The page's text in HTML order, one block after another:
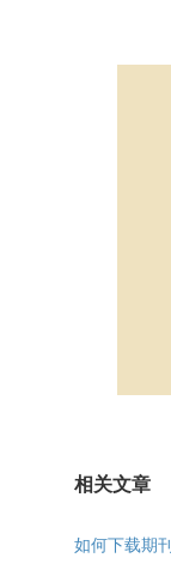
相关文章
如何下载期